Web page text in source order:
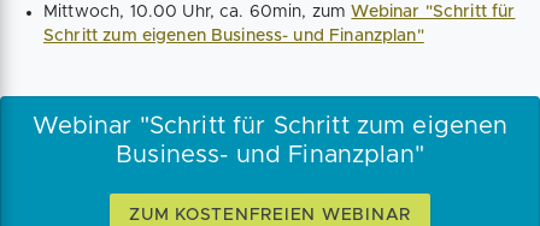
Mittwoch, 10.00 Uhr, ca. 60min, zumWebinar "Schritt für
Schritt zum eigenen Business- und Finanzplan"
Webinar "Schritt für Schritt zum eigenen
Business- und Finanzplan"
ZUM KOSTENFREIEN WEBINAR